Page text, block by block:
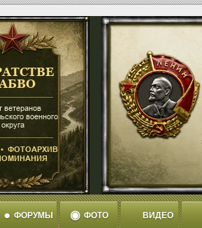
● ФОРУМЫ ◉ ФОТО ВИДЕО